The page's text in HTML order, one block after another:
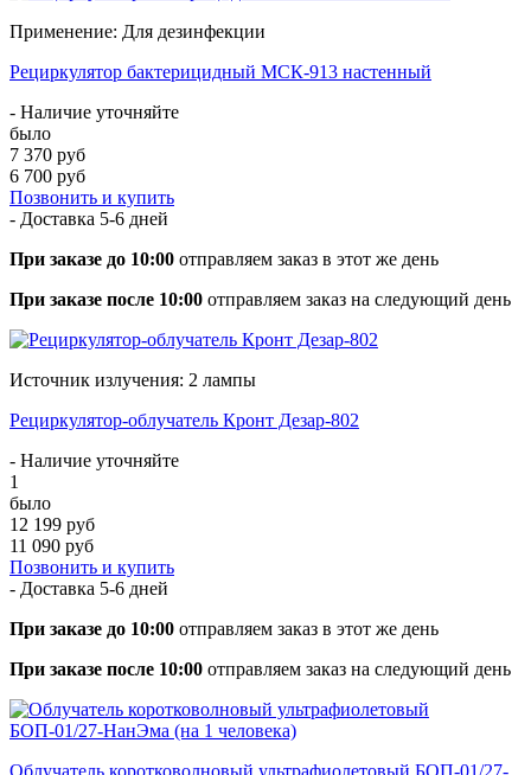
Применение: Для дезинфекции
Рециркулятор бактерицидный МСК-913 настенный
- Наличие уточняйте
было
7 370 руб
6 700 руб
Позвонить и купить
- Доставка 5-6 дней
При заказе до 10:00 отправляем заказ в этот же день
При заказе после 10:00 отправляем заказ на следующий день
Источник излучения: 2 лампы
Рециркулятор-облучатель Кронт Дезар-802
- Наличие уточняйте
1
было
12 199 руб
11 090 руб
Позвонить и купить
- Доставка 5-6 дней
При заказе до 10:00 отправляем заказ в этот же день
При заказе после 10:00 отправляем заказ на следующий день
Облучатель коротковолновый ультрафиолетовый БОП-01/27-